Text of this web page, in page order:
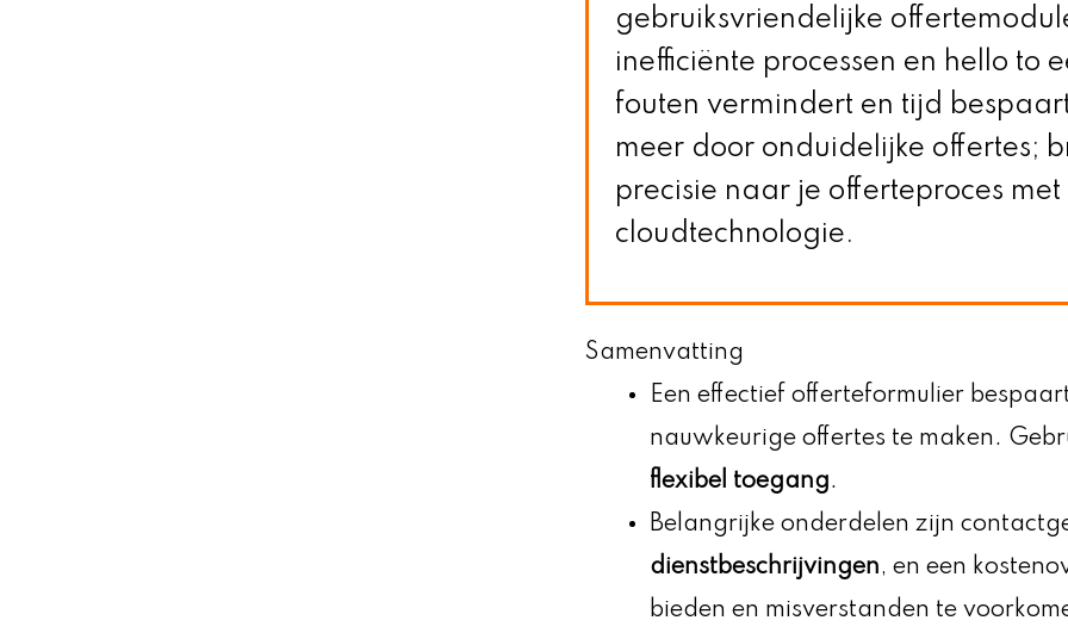
gebruiksvriendelijke
inefficiënte processen en hello to
fouten vermindert en tijd
meer door onduidelijke offertes;
precisie naar je offerteproces
cloudtechnologie.
Samenvatting
Een effectief offerteformulier
nauwkeurige offertes te maken.
flexibel toegang.
Belangrijke onderdelen zijn
dienstbeschrijvingen, en een
bieden en misverstanden te